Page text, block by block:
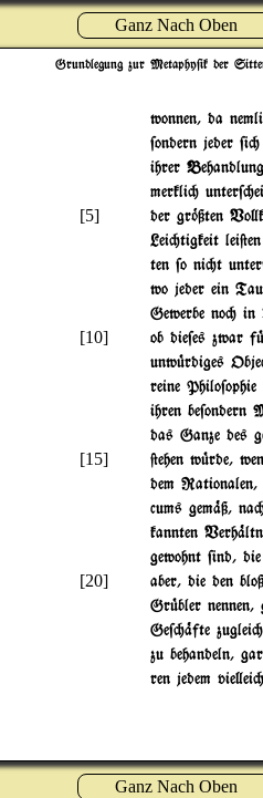
Ganz Nach Oben
Grundlegung zur Metaphy$ik der
wonnen, da
$ondern jeder
ihrer
merkli"
[5]
der gr~ßten
Lei"tigkeit
ten $o ni"t
wo jeder ein
Gewerbe no" in
[10]
ob die$es zwar
unw|rdiges
reine
ihren be$ondern
das Ganze des
[15]
@ehen w|rde,
dem
cums gem%ß,
kannten
gewohnt $ind,
[20]
aber, die den
Gr|bler
Ge$"%fte
zu behandeln,
ren jedem
Ganz Nach Oben